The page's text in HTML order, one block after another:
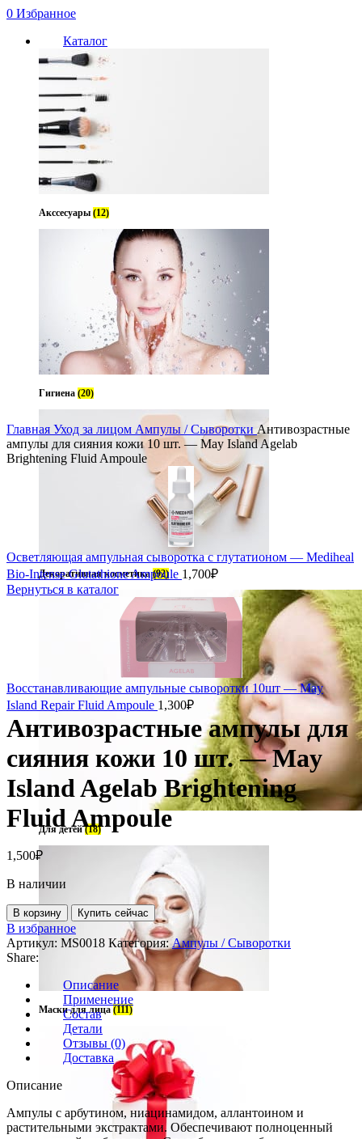
0 Избранное
Каталог
Акссесуары (12)
Гигиена (20)
Декоративная косметика(92)
Для детей(18)
Маски для лица (111)
Главная Уход за лицом Ампулы / Сыворотки Антивозрастные
ампулы для сияния кожи 10 шт. — May Island Agelab
Brightening Fluid Ampoule
Осветляющая ампульная сыворотка с глутатионом — Mediheal
Bio-Intense Glutathione Ampoule 1,700₽
Вернуться в каталог
Восстанавливающие ампульные сыворотки 10шт — May
Island Repair Fluid Ampoule 1,300₽
Антивозрастные ампулы для
сияния кожи 10 шт. — May
Island Agelab Brightening
Fluid Ampoule
1,500₽
В наличии
В корзину Купить сейчас
В избранное
Артикул: MS0018 Категория: Ампулы / Сыворотки
Share:
Описание
Применение
Состав
Детали
Отзывы (0)
Доставка
Описание
Ампулы с арбутином, ниацинамидом, аллантоином и
растительными экстрактами. Обеспечивают полноценный